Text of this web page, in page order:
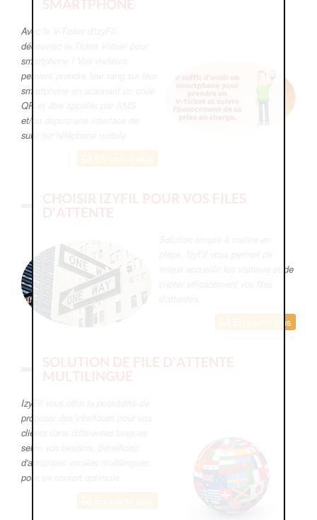
SMARTPHONE
Avec le V-Ticket d'IzyFil,
découvrez le Ticket Virtuel pour
smartphone ! Vos visiteurs
peuvent prendre leur rang sur leur
smartphone en scannant un code
QR et être appelés par SMS
et/ou depuis une interface de
suivi sur téléphone mobile.
CHOISIR IZYFIL POUR VOS FILES
D'ATTENTE
mieux accueillir les visiteurs et de
En savoir plus
SOLUTION DE FILE D'ATTENTE
MULTILINGUE
IzyFil vous offre la possibilité de
proposer des interfaces pour vos
clients dans différentes langues
selon vos besoins. Bénéficiez
d'annonces vocales multilingues
pour un confort optimale.